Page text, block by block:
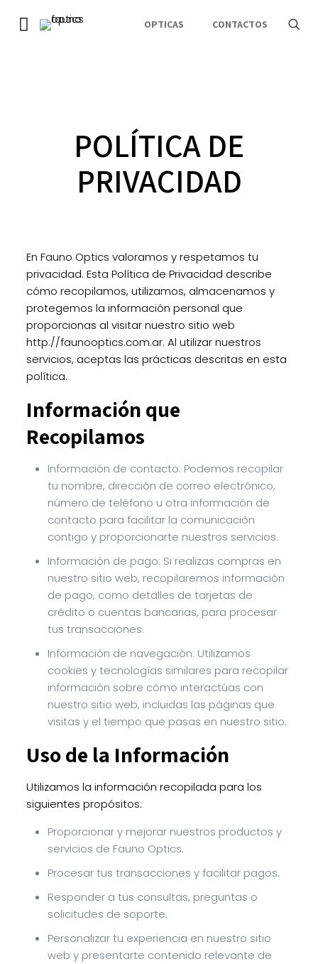
OPTICAS CONTACTOS
POLÍTICA DE
PRIVACIDAD
En Fauno Optics valoramos y respetamos tu
privacidad. Esta Política de Privacidad describe
cómo recopilamos, utilizamos, almacenamos y
protegemos la información personal que
proporcionas al visitar nuestro sitio web
http://faunooptics.com.ar. Al utilizar nuestros
servicios, aceptas las prácticas descritas en esta
política.
Información que
Recopilamos
Información de contacto: Podemos recopilar
tu nombre, dirección de correo electrónico,
número de teléfono u otra información de
contacto para facilitar la comunicación
contigo y proporcionarte nuestros servicios.
Información de pago: Si realizas compras en
nuestro sitio web, recopilaremos información
de pago, como detalles de tarjetas de
crédito o cuentas bancarias, para procesar
tus transacciones.
Información de navegación: Utilizamos
cookies y tecnologías similares para recopilar
información sobre cómo interactúas con
nuestro sitio web, incluidas las páginas que
visitas y el tiempo que pasas en nuestro sitio.
Uso de la Información
Utilizamos la información recopilada para los
siguientes propósitos:
Proporcionar y mejorar nuestros productos y
servicios de Fauno Optics.
Procesar tus transacciones y facilitar pagos.
Responder a tus consultas, preguntas o
solicitudes de soporte.
Personalizar tu experiencia en nuestro sitio
web y presentarte contenido relevante de